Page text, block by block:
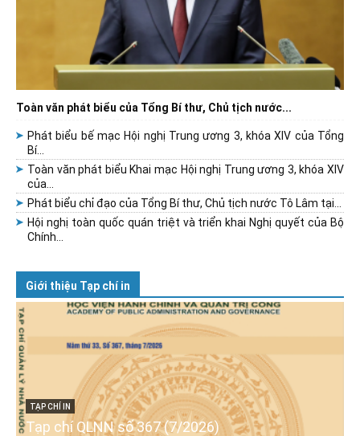
Toàn văn phát biểu của Tổng Bí thư, Chủ tịch nước...
Phát biểu bế mạc Hội nghị Trung ương 3, khóa XIV của Tổng
Bí...
Toàn văn phát biểu Khai mạc Hội nghị Trung ương 3, khóa XIV
của...
Phát biểu chỉ đạo của Tổng Bí thư, Chủ tịch nước Tô Lâm tại...
Hội nghị toàn quốc quán triệt và triển khai Nghị quyết của Bộ
Chính...
Giới thiệu Tạp chí in
TẠP CHÍ IN
Tạp chí QLNN số 367 (7/2026)